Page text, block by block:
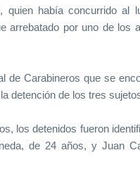
quien había concurrido al
arrebatado por uno de los
de Carabineros que se
detención de los tres
los detenidos fueron
de 24 años, y Juan